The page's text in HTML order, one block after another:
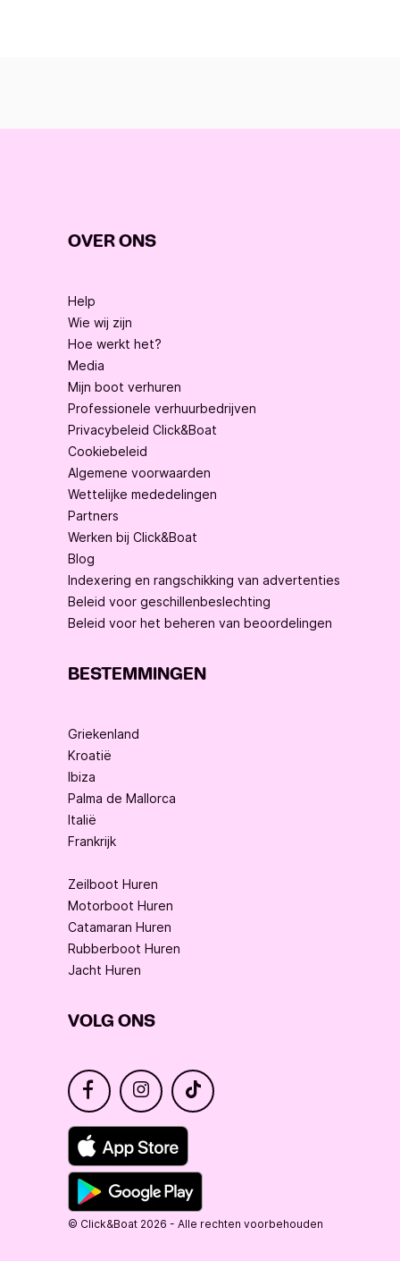
OVER ONS
Help
Wie wij zijn
Hoe werkt het?
Media
Mijn boot verhuren
Professionele verhuurbedrijven
Privacybeleid Click&Boat
Cookiebeleid
Algemene voorwaarden
Wettelijke mededelingen
Partners
Werken bij Click&Boat
Blog
Indexering en rangschikking van advertenties
Beleid voor geschillenbeslechting
Beleid voor het beheren van beoordelingen
BESTEMMINGEN
Griekenland
Kroatië
Ibiza
Palma de Mallorca
Italië
Frankrijk
Zeilboot Huren
Motorboot Huren
Catamaran Huren
Rubberboot Huren
Jacht Huren
VOLG ONS
© Click&Boat 2026 - Alle rechten voorbehouden